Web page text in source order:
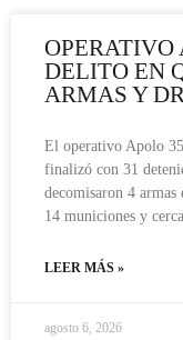
OPERATIVO
DELITO EN
ARMAS Y
El operativo Apolo
finalizó con 31
decomisaron 4 armas
14 municiones y
LEER MÁS »
agosto 6, 2026